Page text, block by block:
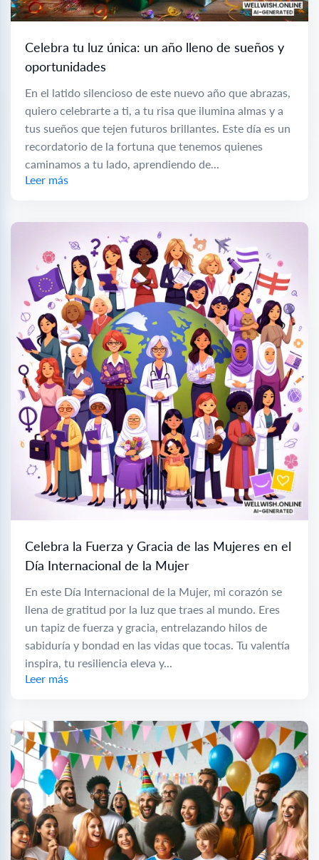
Celebra tu luz única: un año lleno de sueños y
oportunidades
En el latido silencioso de este nuevo año que abrazas,
quiero celebrarte a ti, a tu risa que ilumina almas y a
tus sueños que tejen futuros brillantes. Este día es un
recordatorio de la fortuna que tenemos quienes
caminamos a tu lado, aprendiendo de...
Leer más
Celebra la Fuerza y Gracia de las Mujeres en el
Día Internacional de la Mujer
En este Día Internacional de la Mujer, mi corazón se
llena de gratitud por la luz que traes al mundo. Eres
un tapiz de fuerza y gracia, entrelazando hilos de
sabiduría y bondad en las vidas que tocas. Tu valentía
inspira, tu resiliencia eleva y...
Leer más